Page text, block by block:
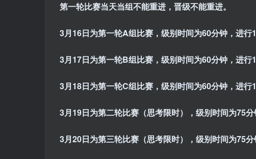
第一轮比赛当天当组不能重进，晋级不能重进。
3月16日为第一轮A组比赛，级别时间为60分钟，进行
3月17日为第一轮B组比赛，级别时间为60分钟，进行
3月18日为第一轮C组比赛，级别时间为60分钟，进行
3月19日为第二轮比赛（思考限时），级别时间为75
3月20日为第三轮比赛（思考限时），级别时间为75